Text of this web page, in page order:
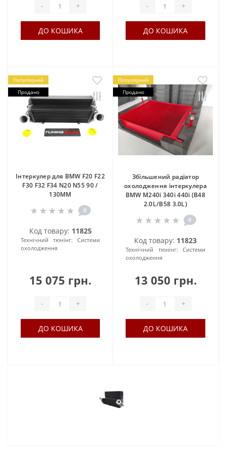
- +
ДО КОШИКА
- +
ДО КОШИКА
Популярний
Продано
Інтеркулер для BMW F20 F22
F30 F32 F34 N20 N55 90 /
130MM
0
Код товару: 11825
Технічний тюнінг:
Системи
охолодження
15 075 грн.
- +
ДО КОШИКА
Популярний
Продано
Збільшений радіатор
охолодження інтеркулера
BMW M240i 340i 440i (B48
2.0L/B58 3.0L)
0
Код товару: 11823
Технічний тюнінг:
Системи
охолодження
13 050 грн.
- +
ДО КОШИКА